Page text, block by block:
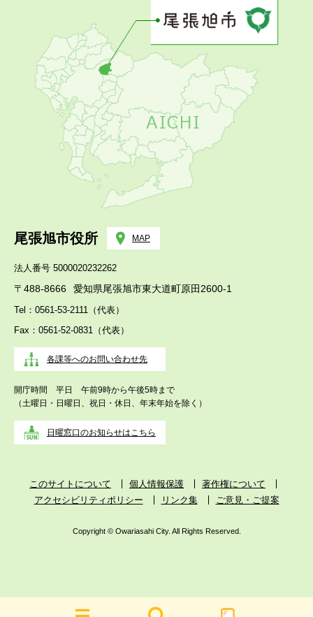
尾張旭市役所 MAP
法人番号 5000020232262
〒488-8666 愛知県尾張旭市東大道町原田2600-1
Tel：0561-53-2111（代表）
Fax：0561-52-0831（代表）
各課等へのお問い合わせ先
開庁時間 平日 午前9時から午後5時まで
（土曜日・日曜日、祝日・休日、年末年始を除く）
日曜窓口のお知らせはこちら
このサイトについて 個人情報保護
著作権について
アクセシビリティポリシー
リンク集 ご意見・ご提案
Copyright © Owariasahi City. All Rights Reserved.